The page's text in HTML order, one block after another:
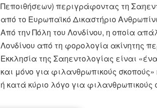
Πεποιθήσεων) περιγράφοντας τη
από το Ευρωπαϊκό Δικαστήριο
Από την Πόλη του Λονδίνου, η οποία
Λονδίνου από τη φορολογία ακίνητης
Εκκλησία της Σαηεντολογίας είναι
και μόνο για φιλανθρωπικούς σκοπούς»
ή κατά κύριο λόγο για φιλανθρωπικούς